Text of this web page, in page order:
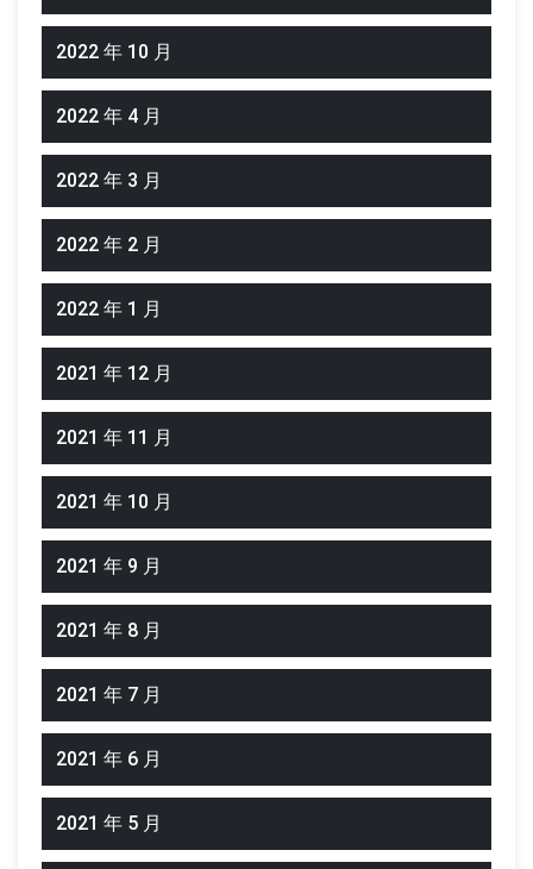
2022 年 10 月
2022 年 4 月
2022 年 3 月
2022 年 2 月
2022 年 1 月
2021 年 12 月
2021 年 11 月
2021 年 10 月
2021 年 9 月
2021 年 8 月
2021 年 7 月
2021 年 6 月
2021 年 5 月